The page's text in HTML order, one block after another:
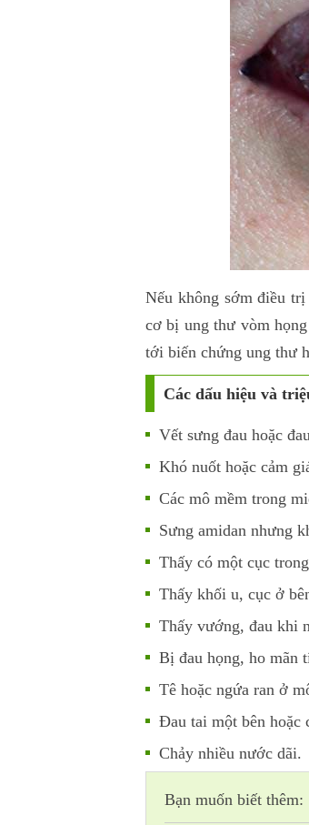
Nếu không sớm điều trị
cơ bị ung thư vòm
tới biến chứng ung thư
Các dấu hiệu và
Vết sưng đau hoặc
Khó nuốt hoặc cảm
Các mô mềm trong
Sưng amidan nhưng
Thấy có một cục
Thấy khối u, cục ở
Thấy vướng, đau khi
Bị đau họng, ho mãn
Tê hoặc ngứa ran ở
Đau tai một bên hoặc
Chảy nhiều nước dãi.
Bạn muốn biết thêm: